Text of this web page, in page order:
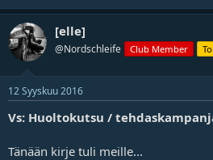
[elle]
@Nordschleife Club Member
12 Syyskuu 2016
Vs: Huoltokutsu /
Tänään kirje tuli meille...